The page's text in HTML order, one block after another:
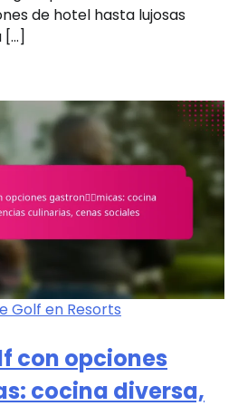
de hotel hasta lujosas
[…]
Golf en Resorts
con opciones
cocina diversa,